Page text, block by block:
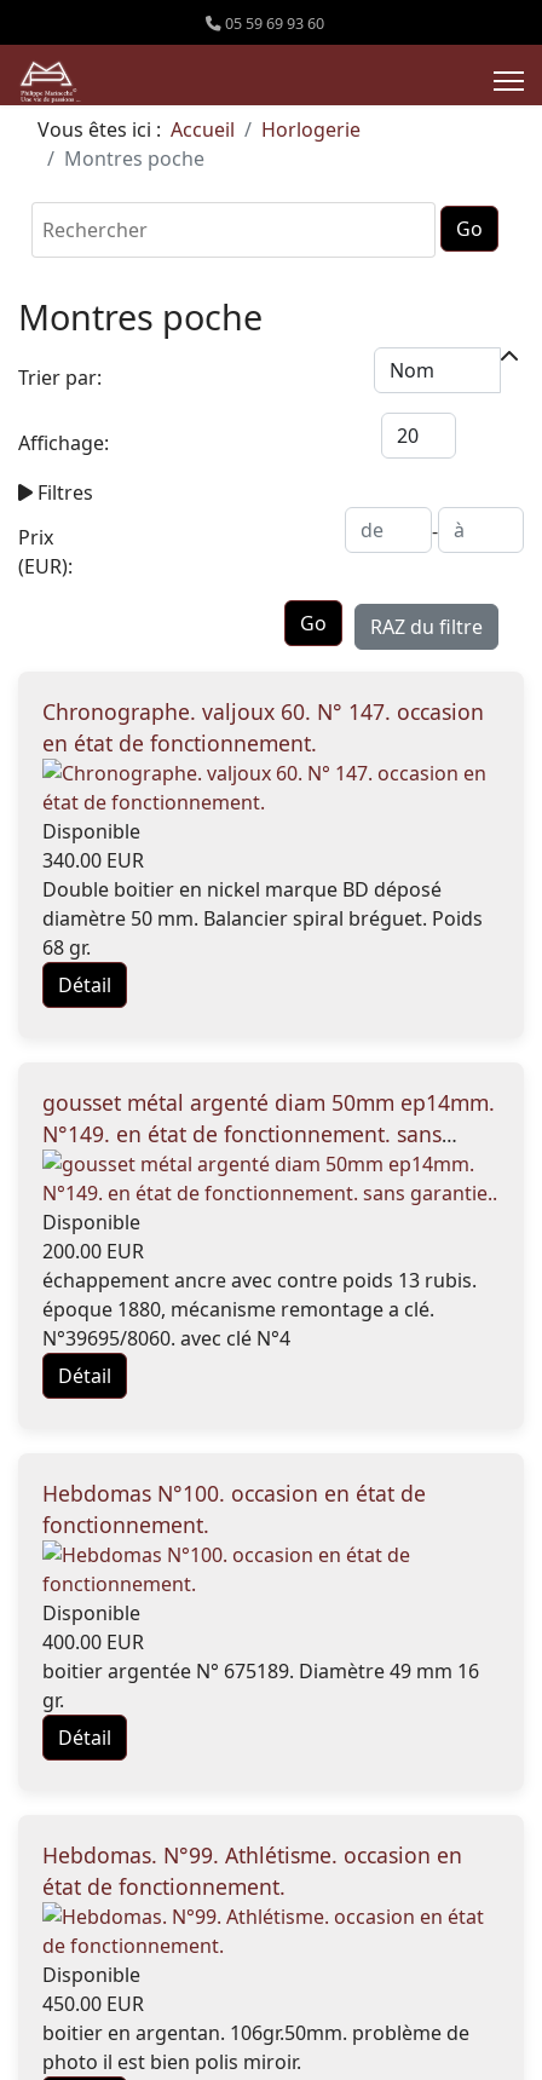
05 59 69 93 60
Vous êtes ici : Accueil
Horlogerie
Montres poche
Montres poche
Trier par:
Affichage:
Filtres
Prix
(EUR):
-
RAZ du filtre
Chronographe. valjoux 60. N° 147. occasion
en état de fonctionnement.
Disponible
340.00 EUR
Double boitier en nickel marque BD déposé
diamètre 50 mm. Balancier spiral bréguet. Poids
68 gr.
Détail
gousset métal argenté diam 50mm ep14mm.
N°149. en état de fonctionnement. sans
garantie..
Disponible
200.00 EUR
échappement ancre avec contre poids 13 rubis.
époque 1880, mécanisme remontage a clé.
N°39695/8060. avec clé N°4
Détail
Hebdomas N°100. occasion en état de
fonctionnement.
Disponible
400.00 EUR
boitier argentée N° 675189. Diamètre 49 mm 16
gr.
Détail
Hebdomas. N°99. Athlétisme. occasion en
état de fonctionnement.
Disponible
450.00 EUR
boitier en argentan. 106gr.50mm. problème de
photo il est bien polis miroir.